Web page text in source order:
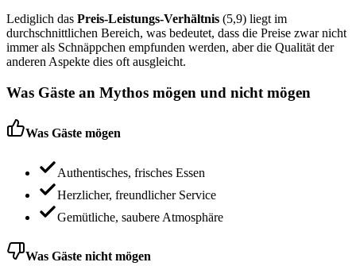
Lediglich das Preis-Leistungs-Verhältnis (5,9) liegt im
durchschnittlichen Bereich, was bedeutet, dass die Preise zwar nicht
immer als Schnäppchen empfunden werden, aber die Qualität der
anderen Aspekte dies oft ausgleicht.
Was Gäste an Mythos mögen und nicht mögen
Was Gäste mögen
Authentisches, frisches Essen
Herzlicher, freundlicher Service
Gemütliche, saubere Atmosphäre
Was Gäste nicht mögen